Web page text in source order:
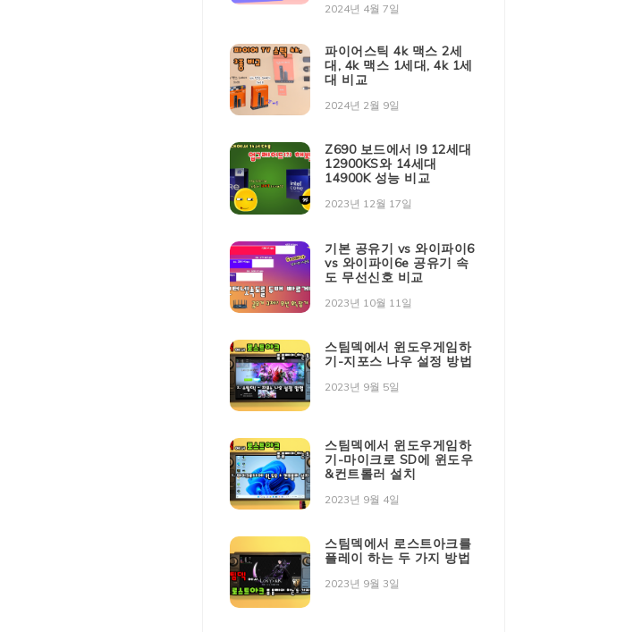
2024년 4월 7일
파이어스틱 4k 맥스 2세
대, 4k 맥스 1세대, 4k 1세
대 비교
2024년 2월 9일
Z690 보드에서 I9 12세대
12900KS와 14세대
14900K 성능 비교
2023년 12월 17일
기본 공유기 vs 와이파이6
vs 와이파이6e 공유기 속
도 무선신호 비교
2023년 10월 11일
스팀덱에서 윈도우게임하
기-지포스 나우 설정 방법
2023년 9월 5일
스팀덱에서 윈도우게임하
기-마이크로 SD에 윈도우
&컨트롤러 설치
2023년 9월 4일
스팀덱에서 로스트아크를
플레이 하는 두 가지 방법
2023년 9월 3일